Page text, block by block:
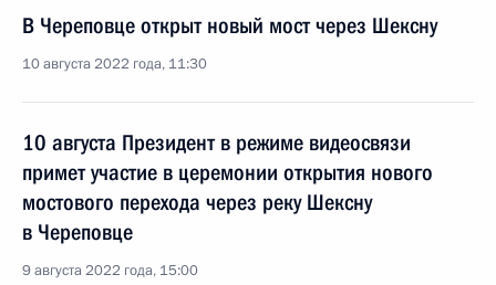
В Череповце открыт новый мост через Шексну
10 августа 2022 года, 11:30
10 августа Президент в режиме видеосвязи
примет участие в церемонии открытия нового
мостового перехода через реку Шексну
в Череповце
9 августа 2022 года, 15:00